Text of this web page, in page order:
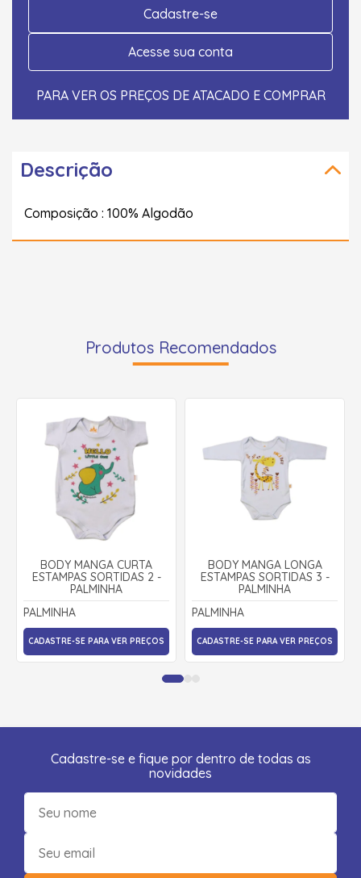
Cadastre-se
Acesse sua conta
PARA VER OS PREÇOS DE ATACADO E COMPRAR
Descrição
Composição : 100% Algodão
Produtos Recomendados
BODY MANGA CURTA
ESTAMPAS SORTIDAS 2 -
PALMINHA
PALMINHA
CADASTRE-SE PARA VER PREÇOS
BODY MANGA LONGA
ESTAMPAS SORTIDAS 3 -
PALMINHA
PALMINHA
CADASTRE-SE PARA VER PREÇOS
Cadastre-se e fique por dentro de todas as
novidades